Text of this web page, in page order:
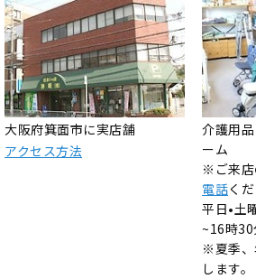
大阪府箕面市に実店舗
アクセス方法
介護用
ーム
※ご来店
電話くだ
平日•土
~16時30
※夏季、
します。